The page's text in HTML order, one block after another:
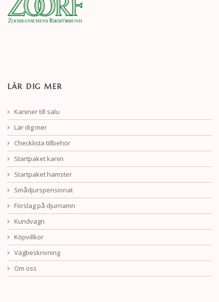
LÄR DIG MER
Kaniner till salu
Lär dig mer
Checklista tillbehör
Startpaket kanin
Startpaket hamster
Smådjurspensionat
Förslag på djurnamn
Kundvagn
Köpvillkor
Vägbeskrivning
Om oss